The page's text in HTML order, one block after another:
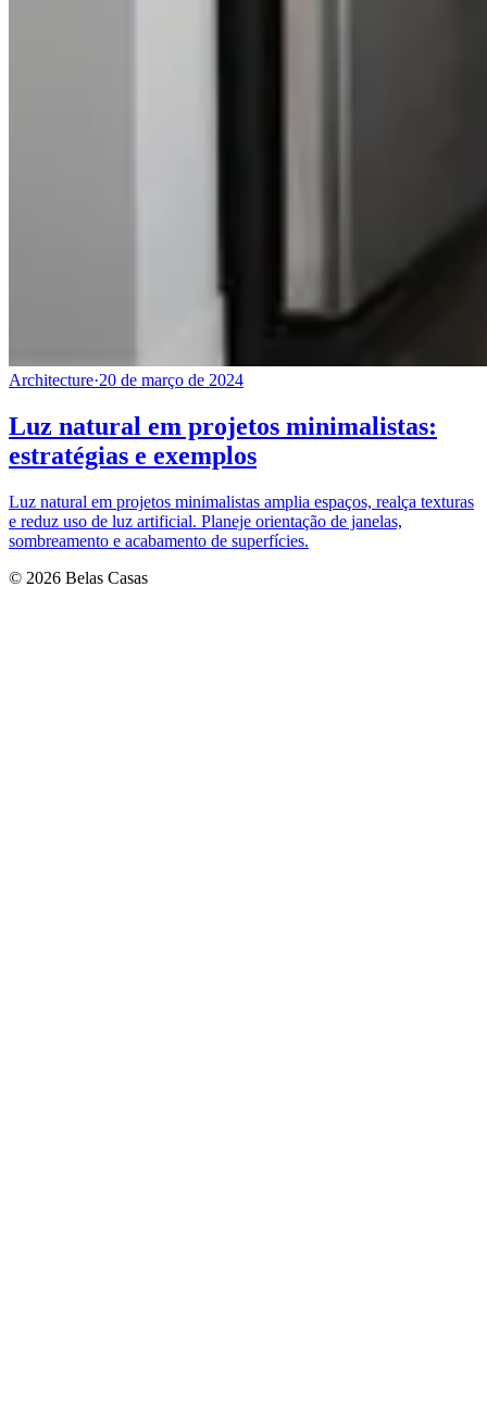
Architecture·20 de março de 2024
Luz natural em projetos minimalistas:
estratégias e exemplos
Luz natural em projetos minimalistas amplia espaços, realça texturas
e reduz uso de luz artificial. Planeje orientação de janelas,
sombreamento e acabamento de superfícies.
© 2026 Belas Casas